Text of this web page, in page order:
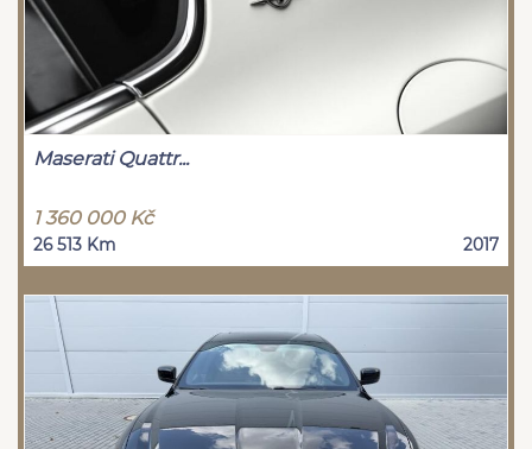
Maserati Quattr...
1 360 000 Kč
26 513 Km 2017